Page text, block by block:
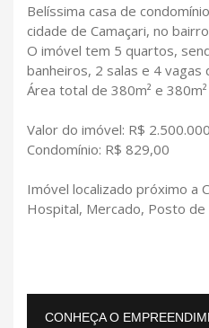
Belíssima casa de
cidade de Camaçari, no
O imóvel tem 5 quartos,
banheiros, 2 salas e 4 vagas
Área total de 380m² e
Valor do imóvel: R$
Condomínio: R$ 829,00
Imóvel localizado próximo a
Hospital, Mercado, Posto de
CONHEÇA O